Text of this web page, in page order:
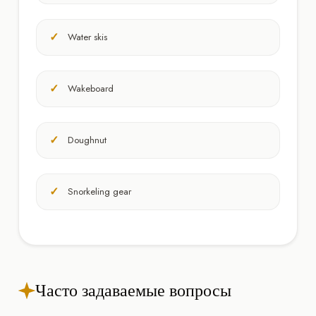
Water skis
Wakeboard
Doughnut
Snorkeling gear
Часто задаваемые вопросы